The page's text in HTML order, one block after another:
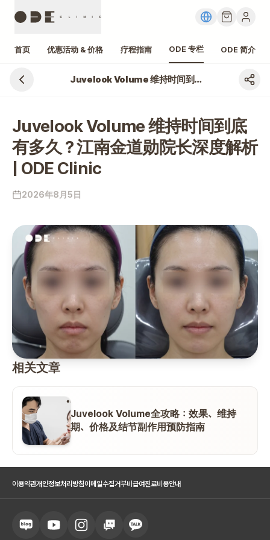
首页 优惠活动 & 价格 疗程指南 ODE 专栏 ODE 简介
Juvelook Volume 维持时间到底有多久？江南金道勋院长深度解析 | ODE Clinic
Juvelook Volume 维持时间到底
有多久？江南金道勋院长深度解析
| ODE Clinic
2026年8月5日
相关文章
Juvelook Volume全攻略：效果、维持
期、价格及结节副作用预防指南
이용약관개인정보처리방침이메일수집거부비급여진료비용안내